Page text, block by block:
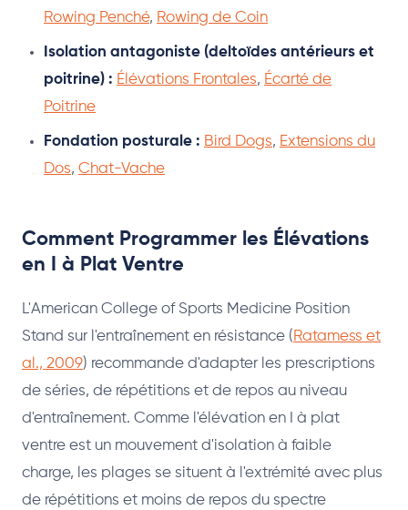
Rowing Penché, Rowing de Coin
Isolation antagoniste (deltoïdes antérieurs et
poitrine) : Élévations Frontales, Écarté de
Poitrine
Fondation posturale : Bird Dogs, Extensions du
Dos, Chat-Vache
Comment Programmer les Élévations
en I à Plat Ventre
L'American College of Sports Medicine Position
Stand sur l'entraînement en résistance ( Ratamess et
al., 2009) recommande d'adapter les prescriptions
de séries, de répétitions et de repos au niveau
d'entraînement. Comme l'élévation en I à plat
ventre est un mouvement d'isolation à faible
charge, les plages se situent à l'extrémité avec plus
de répétitions et moins de repos du spectre